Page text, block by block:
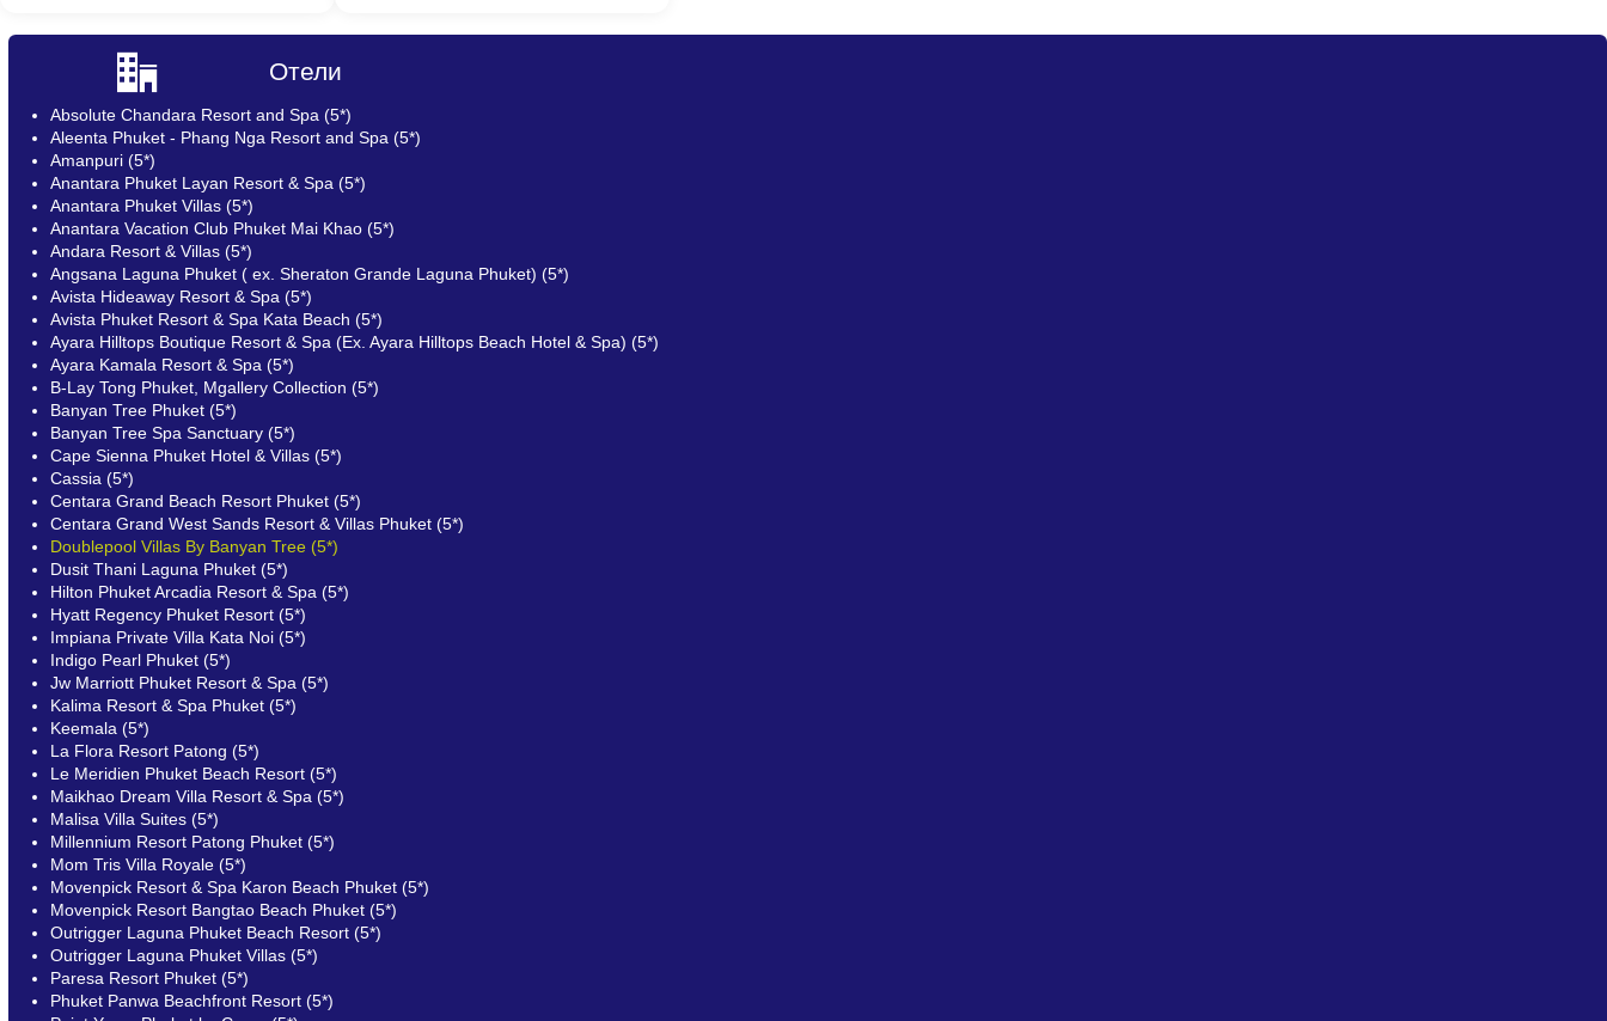
Отели
Absolute Chandara Resort and Spa (5*)
Aleenta Phuket - Phang Nga Resort and Spa (5*)
Amanpuri (5*)
Anantara Phuket Layan Resort & Spa (5*)
Anantara Phuket Villas (5*)
Anantara Vacation Club Phuket Mai Khao (5*)
Andara Resort & Villas (5*)
Angsana Laguna Phuket ( ex. Sheraton Grande Laguna Phuket) (5*)
Avista Hideaway Resort & Spa (5*)
Avista Phuket Resort & Spa Kata Beach (5*)
Ayara Hilltops Boutique Resort & Spa (Ex. Ayara Hilltops Beach Hotel & Spa) (5*)
Ayara Kamala Resort & Spa (5*)
B-Lay Tong Phuket, Mgallery Collection (5*)
Banyan Tree Phuket (5*)
Banyan Tree Spa Sanctuary (5*)
Cape Sienna Phuket Hotel & Villas (5*)
Cassia (5*)
Centara Grand Beach Resort Phuket (5*)
Centara Grand West Sands Resort & Villas Phuket (5*)
Doublepool Villas By Banyan Tree (5*)
Dusit Thani Laguna Phuket (5*)
Hilton Phuket Arcadia Resort & Spa (5*)
Hyatt Regency Phuket Resort (5*)
Impiana Private Villa Kata Noi (5*)
Indigo Pearl Phuket (5*)
Jw Marriott Phuket Resort & Spa (5*)
Kalima Resort & Spa Phuket (5*)
Keemala (5*)
La Flora Resort Patong (5*)
Le Meridien Phuket Beach Resort (5*)
Maikhao Dream Villa Resort & Spa (5*)
Malisa Villa Suites (5*)
Millennium Resort Patong Phuket (5*)
Mom Tris Villa Royale (5*)
Movenpick Resort & Spa Karon Beach Phuket (5*)
Movenpick Resort Bangtao Beach Phuket (5*)
Outrigger Laguna Phuket Beach Resort (5*)
Outrigger Laguna Phuket Villas (5*)
Paresa Resort Phuket (5*)
Phuket Panwa Beachfront Resort (5*)